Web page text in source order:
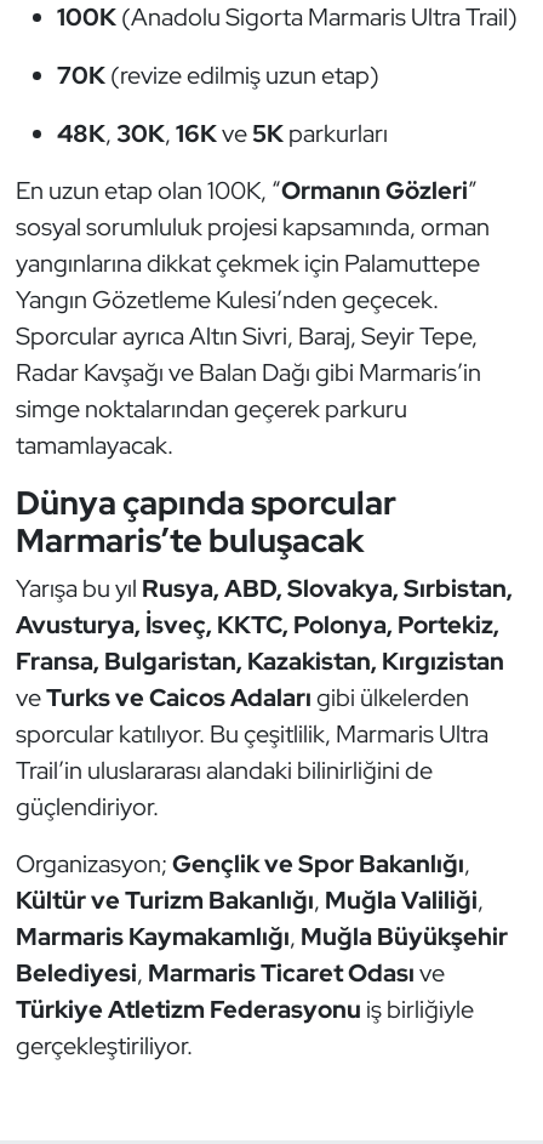
100K(Anadolu Sigorta Marmaris Ultra Trail)
70K(revize edilmiş uzun etap)
48K, 30K,16Kve5Kparkurları
En uzun etap olan 100K, “Ormanın Gözleri”
sosyal sorumluluk projesi kapsamında, orman
yangınlarına dikkat çekmek için Palamuttepe
Yangın Gözetleme Kulesi’nden geçecek.
Sporcular ayrıca Altın Sivri, Baraj, Seyir Tepe,
Radar Kavşağı ve Balan Dağı gibi Marmaris’in
simge noktalarından geçerek parkuru
tamamlayacak.
Dünya çapında sporcular
Marmaris’te buluşacak
Yarışa bu yıl Rusya, ABD, Slovakya, Sırbistan,
Avusturya, İsveç, KKTC, Polonya, Portekiz,
Fransa, Bulgaristan, Kazakistan, Kırgızistan
veTurks ve Caicos Adalarıgibi ülkelerden
sporcular katılıyor. Bu çeşitlilik, Marmaris Ultra
Trail’in uluslararası alandaki bilinirliğini de
güçlendiriyor.
Organizasyon;Gençlik ve Spor Bakanlığı,
Kültür ve Turizm Bakanlığı, Muğla Valiliği,
Marmaris Kaymakamlığı, Muğla Büyükşehir
Belediyesi, Marmaris Ticaret Odasıve
Türkiye Atletizm Federasyonu iş birliğiyle
gerçekleştiriliyor.
Kayak
Kempo
Kick Boks
Kürek
Masa Tenisi
Modern Pentatlon
Motor Sporları
Muay Thai
Okçuluk
Optimist
Oryantiring
Özel Sporcular
Paralimpik
Ragbi
Satranç
Su Topu
Sualtı Sporları
Tekvando